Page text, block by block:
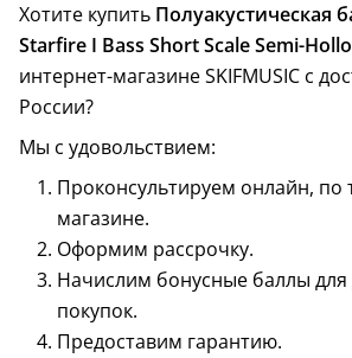
Хотите купить Полуакустическая
Starfire I Bass Short Scale Semi-
интернет-магазине SKIFMUSIC с
России?
Мы с удовольствием:
Проконсультируем онлайн, по
магазине.
Оформим рассрочку.
Начислим бонусные баллы
покупок.
Предоставим гарантию.